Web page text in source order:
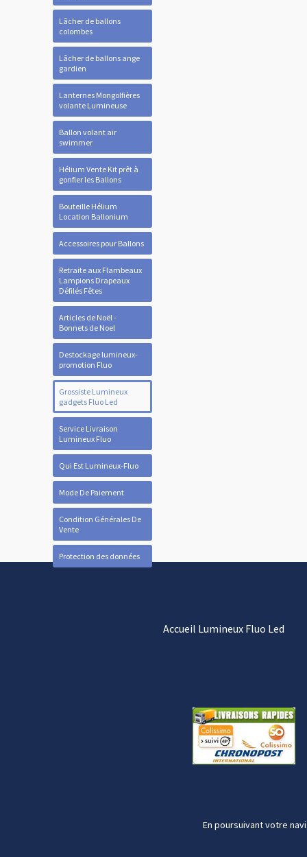
Lâcher de ballons
colombes
Lâcher de ballons ange
gardien
Lanternes Mongolfières
volante Lumineuse
Ballon volant air
swimmer
Hélium Vente Kit prêt à
gonfler les Ballons
Bouteille Hélium
Location Ballonium
Accessoires pour Ballons
Retraite aux Flambeaux
Lampions Drapeaux
Défilés Fêtes
Articles de Noël -
Bonnets de Noel
Destockage lumineux-
promotion Fluo
Grossiste Lumineux
gadgets Fluo Led
Service Livraison
Lumineux Fluo
Qui Est Lumineux-Fluo
Mode De Paiement
Condition Générales De
Vente
Protection des données
Accueil Lumineux Fluo Led
En poursuivant votre